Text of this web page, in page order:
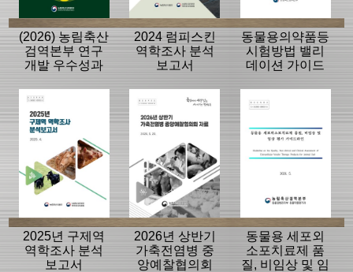
(2026) 농림축산
검역본부 연구
개발 우수성과
2024 럼피스킨
역학조사 분석
보고서
동물용의약품등
시험방법 밸리
데이션 가이드
2025년 구제역
역학조사 분석
보고서
2026년 상반기
가축전염병 중
앙예찰협의회
동물용 세포외
소포치료제 품
질, 비임상 및 임